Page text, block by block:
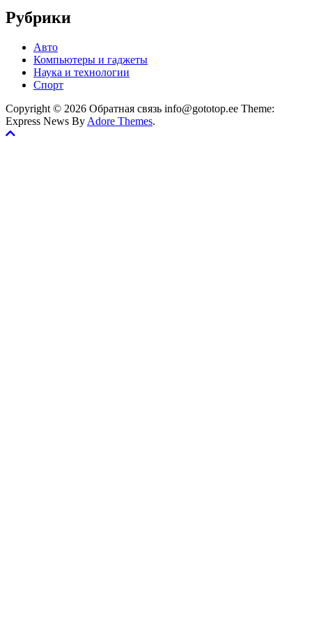
Рубрики
Авто
Компьютеры и гаджеты
Наука и технологии
Спорт
Copyright © 2026 Обратная связь info@gototop.ee Theme:
Express News By Adore Themes.